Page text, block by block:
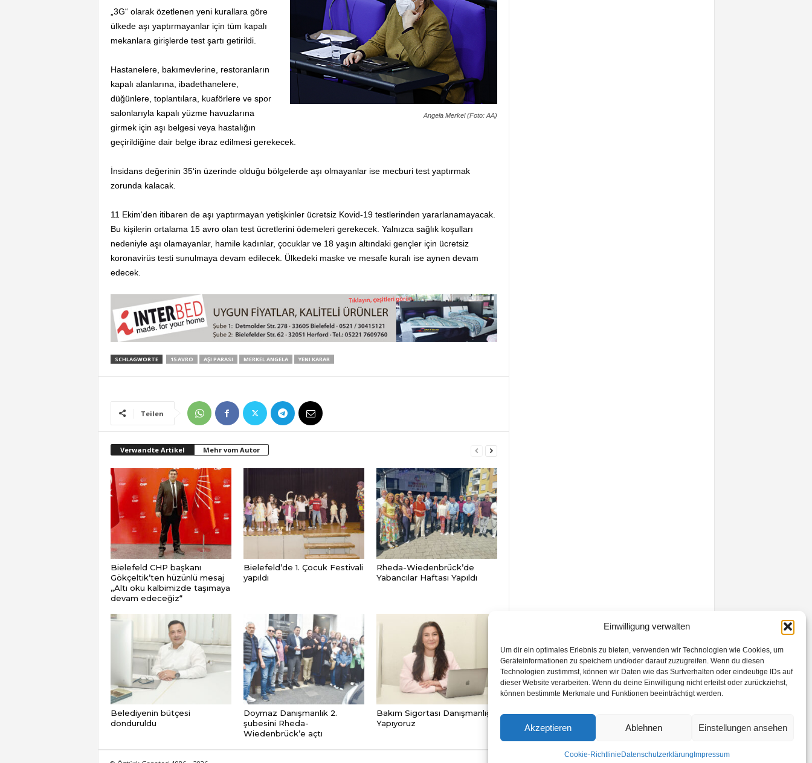
Einwilligung verwalten
Um dir ein optimales Erlebnis zu bieten, verwenden wir Technologien wie Cookies, um
Geräteinformationen zu speichern und/oder darauf zuzugreifen. Wenn du diesen
Technologien zustimmst, können wir Daten wie das Surfverhalten oder eindeutige IDs auf
dieser Website verarbeiten. Wenn du deine Einwilligung nicht erteilst oder zurückziehst,
können bestimmte Merkmale und Funktionen beeinträchtigt werden.
Akzeptieren Ablehnen Einstellungen ansehen
Cookie-Richtlinie Datenschutzerklärung Impressum
Angela Merkel (Foto: AA)
„3G“ olarak özetlenen yeni kurallara göre
ülkede aşı yaptırmayanlar için tüm kapalı
mekanlara girişlerde test şartı getirildi.
Hastanelere, bakımevlerine, restoranların
kapalı alanlarına, ibadethanelere,
düğünlere, toplantılara, kuaförlere ve spor
salonlarıyla kapalı yüzme havuzlarına
girmek için aşı belgesi veya hastalığın
geçirildiğine dair belge ibraz edilmesi gerekecek.
İnsidans değerinin 35‘in üzerinde olduğu bölgelerde aşı olmayanlar ise mecburi test yaptırmak
zorunda kalacak.
11 Ekim‘den itibaren de aşı yaptırmayan yetişkinler ücretsiz Kovid-19 testlerinden yararlanamayacak.
Bu kişilerin ortalama 15 avro olan test ücretlerini ödemeleri gerekecek. Yalnızca sağlık koşulları
nedeniyle aşı olamayanlar, hamile kadınlar, çocuklar ve 18 yaşın altındaki gençler için ücretsiz
koronavirüs testi sunulmaya devam edilecek. Ülkedeki maske ve mesafe kuralı ise aynen devam
edecek.
SCHLAGWORTE 15 AVRO AŞI PARASI MERKEL ANGELA YENI KARAR
Teilen
Verwandte Artikel Mehr vom Autor
Bielefeld CHP başkanı
Gökçeltik’ten hüzünlü mesaj
„Altı oku kalbimizde taşımaya
devam edeceğiz“
Bielefeld’de 1. Çocuk Festivali
yapıldı
Rheda-Wiedenbrück’de
Yabancılar Haftası Yapıldı
Belediyenin bütçesi
donduruldu
Doymaz Danışmanlık 2.
şubesini Rheda-
Wiedenbrück’e açtı
Bakım Sigortası Danışmanlığı
Yapıyoruz